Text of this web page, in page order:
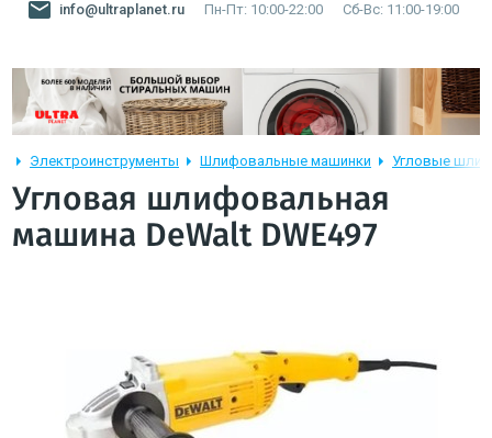
info@ultraplanet.ru
Пн-Пт: 10:00-22:00 Сб-Вс: 11:00-19:00
Электроинструменты Шлифовальные машинки Угловые
Угловая шлифовальная
машина DeWalt DWE497